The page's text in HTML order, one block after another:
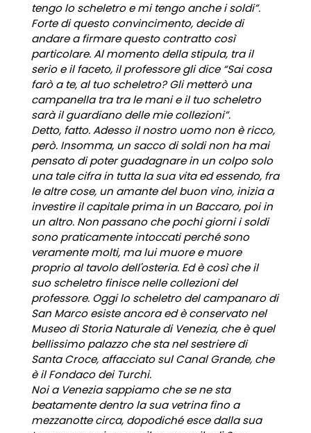
tengo lo scheletro e mi tengo anche i soldi”.
Forte di questo convincimento, decide di
andare a firmare questo contratto così
particolare. Al momento della stipula, tra il
serio e il faceto, il professore gli dice “Sai cosa
farò a te, al tuo scheletro? Gli metterò una
campanella tra tra le mani e il tuo scheletro
sarà il guardiano delle mie collezioni”.
Detto, fatto. Adesso il nostro uomo non è ricco,
però. Insomma, un sacco di soldi non ha mai
pensato di poter guadagnare in un colpo solo
una tale cifra in tutta la sua vita ed essendo, fra
le altre cose, un amante del buon vino, inizia a
investire il capitale prima in un Baccaro, poi in
un altro. Non passano che pochi giorni i soldi
sono praticamente intoccati perché sono
veramente molti, ma lui muore e muore
proprio al tavolo dell'osteria. Ed è così che il
suo scheletro finisce nelle collezioni del
professore. Oggi lo scheletro del campanaro di
San Marco esiste ancora ed è conservato nel
Museo di Storia Naturale di Venezia, che è quel
bellissimo palazzo che sta nel sestriere di
Santa Croce, affacciato sul Canal Grande, che
è il Fondaco dei Turchi.
Noi a Venezia sappiamo che se ne sta
beatamente dentro la sua vetrina fino a
mezzanotte circa, dopodiché esce dalla sua